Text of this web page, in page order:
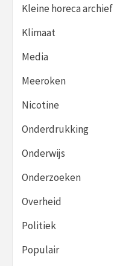
Kleine horeca archief
Klimaat
Media
Meeroken
Nicotine
Onderdrukking
Onderwijs
Onderzoeken
Overheid
Politiek
Populair